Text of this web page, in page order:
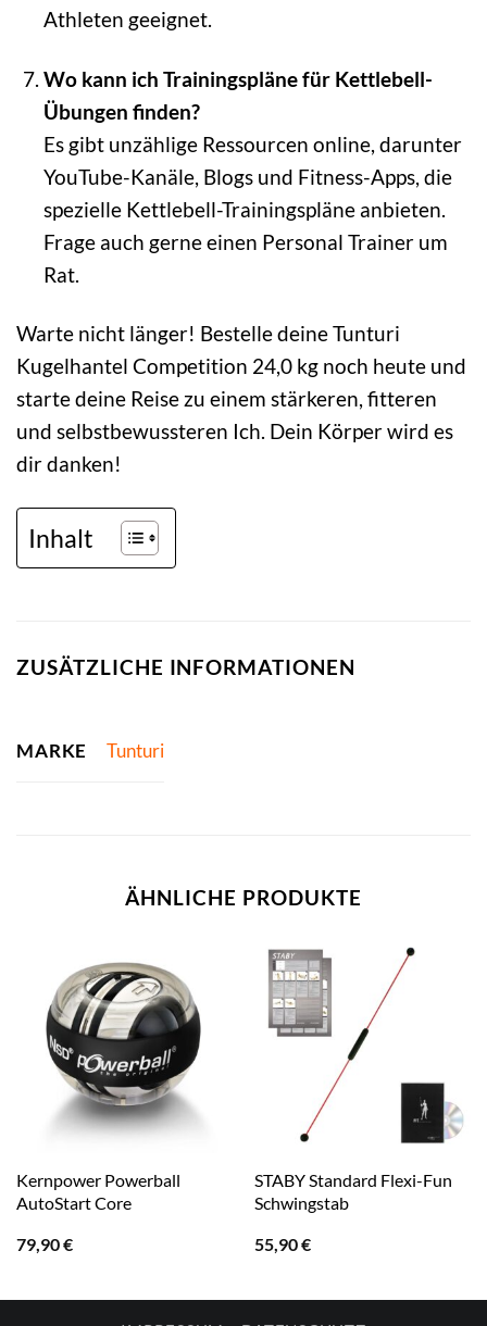
Athleten geeignet.
Wo kann ich Trainingspläne für Kettlebell-
Übungen finden?
Es gibt unzählige Ressourcen online, darunter
YouTube-Kanäle, Blogs und Fitness-Apps, die
spezielle Kettlebell-Trainingspläne anbieten.
Frage auch gerne einen Personal Trainer um
Rat.
Warte nicht länger! Bestelle deine Tunturi
Kugelhantel Competition 24,0 kg noch heute und
starte deine Reise zu einem stärkeren, fitteren
und selbstbewussteren Ich. Dein Körper wird es
dir danken!
Inhalt
ZUSÄTZLICHE INFORMATIONEN
MARKE Tunturi
ÄHNLICHE PRODUKTE
Kernpower Powerball
AutoStart Core
79,90€
STABY Standard Flexi-Fun
Schwingstab
55,90€